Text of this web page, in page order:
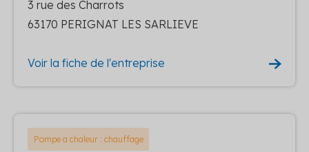
3 rue des Charrots
63170 PERIGNAT LES SARLIEVE
Voir la fiche de l'entreprise
Pompe a chaleur : chauffage